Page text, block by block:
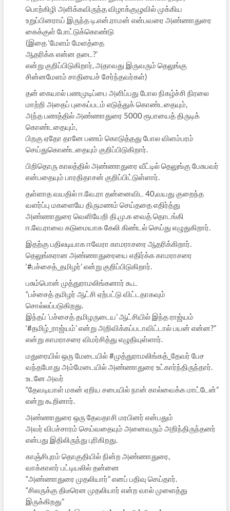
பொற்கிழி அளிக்கவிருந்த விழாக்குழுவில் முக்கிய
உறுப்பினராய் இருந்த டி.என்.ராமன் என்பவரை அண்ணாதுரை
கைக்குள் போட்டுக்கொண்டு
(இதை ‘மேளம் மேளத்தை
ஆதரிக்க என்ன தடை?’
என்று குறிப்பிடுகிறார், அதாவது இருவரும் தெலுங்கு
சின்னமேளம் சாதியைச் சேர்ந்தவர்கள்)
தன் கையால் பணமுடிப்பை அளிப்பது போல நிகழ்ச்சி நிரலை
மாற்றி அதைப் புகைப்படம் எடுத்துக் கொண்டதையும்,
அந்த பணத்தில் அண்ணாதுரை 5000 ரூபாயைத் திருடிக்
கொண்டதையும்,
பிறகு ஏதோ தானே பணம் கொடுத்தது போல விளம்பரம்
செய்துகொண்டதையும் குறிப்பிடுகிறார்.
பிறிதொரு காலத்தில் அண்ணாதுரை வீட்டில் தெலுங்கு பேசுபவர்
என்பதையும் பாரதிதாசன் குறிப்பிட்டுள்ளார்.
தள்ளாத வயதில் ஈ.வே.ரா தன்னைவிட 40,வயது குறைந்த
வளர்ப்பு மகளையே திருமணம் செய்ததை எதிர்த்து
அண்ணாதுரை வெளியேறி தி.மு.க வைத் தொடங்கி
ஈ.வே.ராவை கடுமையாக கேலி கிண்டல் செய்து எழுதுகிறார்.
இதற்கு பதிலடியாக ஈவேரா காமராசரை ஆதரிக்கிறார்.
தெலுங்கரான அண்ணாதுரையை எதிர்க்க காமராசரை
‘#பச்சைத்_தமிழர்’ என்று குறிப்பிடுகிறார்.
பசும்பொன் முத்துராமலிங்கனார் கூட
“பச்சைத் தமிழர் ஆட்சி ஏற்பட்டு விட்டதாகவும்
சொல்லப்படுகிறது.
இந்தப் ‘பச்சைத் தமிழருடைய’ ஆட்சியில் இந்த ராஜ்யம்
‘#தமிழ்_ராஜ்யம்’ என்று அறிவிக்கப்படாவிட்டால் பயன் என்ன?”
என்று காமராசரை விமர்சித்து எழுதியுள்ளார்.
மதுரையில் ஒரு மேடையில் #முத்துராமலிங்கத்_தேவர் பேச
வந்தபோது அம்மேடையில் அண்ணாதுரை உட்கார்ந்திருந்தார்.
உடனே அவர்
“தேவடியாள் மகன் ஏறிய சபையில் நான் கால்வைக்க மாட்டேன்”
என்று கூறினார்.
அண்ணாதுரை ஒரு தேவதாசி மரபினர் என்பதும்
அவர் விபச்சாரம் செய்வதையும் அனைவரும் அறிந்திருந்தனர்
என்பது இதிலிருந்து புரிகிறது.
காஞ்சிபுரம் தொகுதியில் நின்ற அண்ணாதுரை,
வாக்காளர் பட்டியலில் தன்னை
“அண்ணாதுரை முதலியார்” எனப் பதிவு செய்தார்.
“சிலருக்கு திடீரென முதலியார் என்ற வால் முளைத்து
இருக்கிறது”